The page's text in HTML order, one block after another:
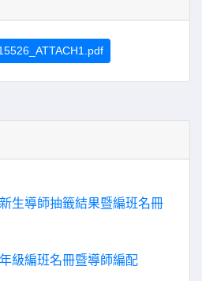
生導師抽籤結果暨編班名冊
級編班名冊暨導師編配